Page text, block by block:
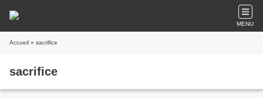
MENU
Accueil » sacrifice
sacrifice